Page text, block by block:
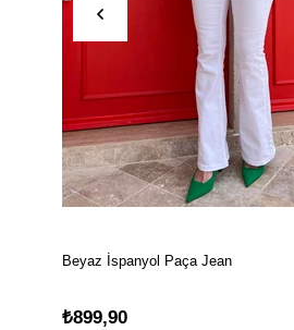
Beyaz İspanyol Paça Jean
₺899,90